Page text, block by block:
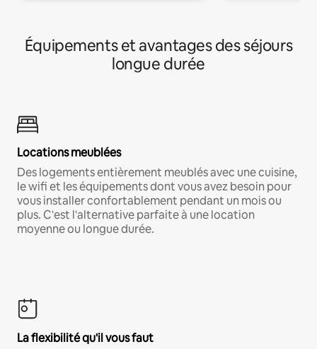
Équipements et avantages des séjours
longue durée
Locations meublées
Des logements entièrement meublés avec une cuisine,
le wifi et les équipements dont vous avez besoin pour
vous installer confortablement pendant un mois ou
plus. C'est l'alternative parfaite à une location
moyenne ou longue durée.
La flexibilité qu'il vous faut